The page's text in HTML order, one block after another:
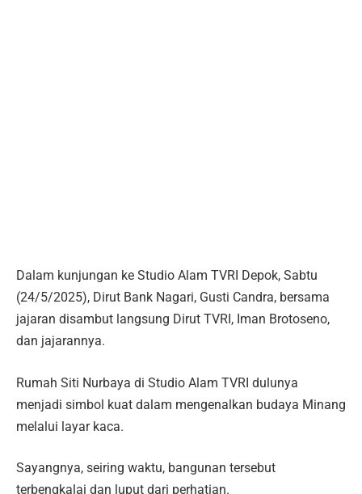
Dalam kunjungan ke Studio Alam TVRI Depok, Sabtu
(24/5/2025), Dirut Bank Nagari, Gusti Candra, bersama
jajaran disambut langsung Dirut TVRI, Iman Brotoseno,
dan jajarannya.
Rumah Siti Nurbaya di Studio Alam TVRI dulunya
menjadi simbol kuat dalam mengenalkan budaya Minang
melalui layar kaca.
Sayangnya, seiring waktu, bangunan tersebut
terbengkalai dan luput dari perhatian.